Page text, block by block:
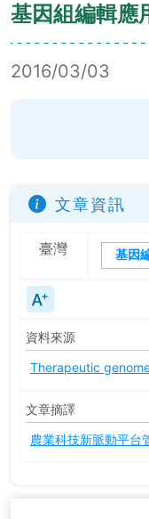
基因組編輯應
2016/03/03
文章資訊
臺灣 基因
資料來源
Therapeutic
文章摘譯
農業科技新脈動平台